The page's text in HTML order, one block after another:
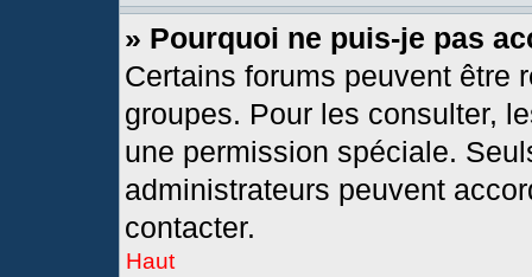
» Pourquoi ne puis-je pas
Certains forums peuvent être
groupes. Pour les consulter,
une permission spéciale.
administrateurs peuvent
contacter.
Haut